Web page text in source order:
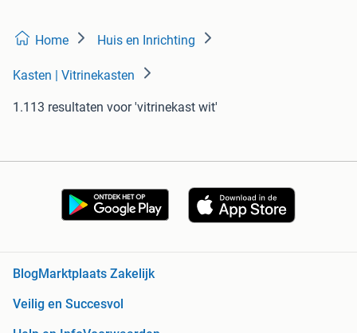
Home Huis en Inrichting
Kasten | Vitrinekasten
1.113 resultaten voor 'vitrinekast wit'
BlogMarktplaats Zakelijk
Veilig en Succesvol